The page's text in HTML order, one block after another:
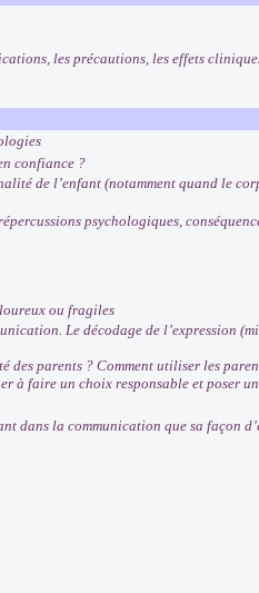
les précautions, les effets
confiance ?
de l’enfant (notamment quand le
psychologiques,
ou fragiles
Le décodage de l’expression
des parents ? Comment utiliser les
à faire un choix responsable et poser
dans la communication que sa façon